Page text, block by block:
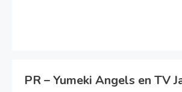
PR – Yumeki Angels en TV